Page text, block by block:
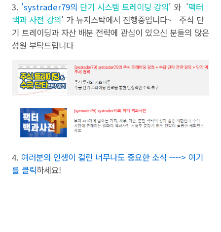
3. 'systrader79의 단기 시스템 트레이딩 강의' 와 '팩터
백과 사전 강의' 가 뉴지스탁에서 진행중입니다~ 주식 단
기 트레이딩과 자산 배분 전략에 관심이 있으신 분들의 많은
성원 부탁드립니다
4. 여러분의 인생이 걸린 너무나도 중요한 소식 ----> 여기
를 클릭하세요!